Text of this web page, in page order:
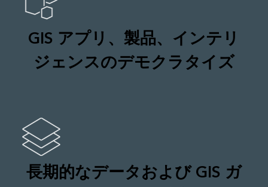
GIS アプリ、製品、インテリ
ジェンスのデモクラタイズ
長期的なデータおよび GIS ガ